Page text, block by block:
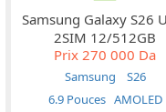
Samsung Galaxy S26
2SIM 12/512GB
Prix 270 000 Da
Samsung
S26
6.9 Pouces AMOLED